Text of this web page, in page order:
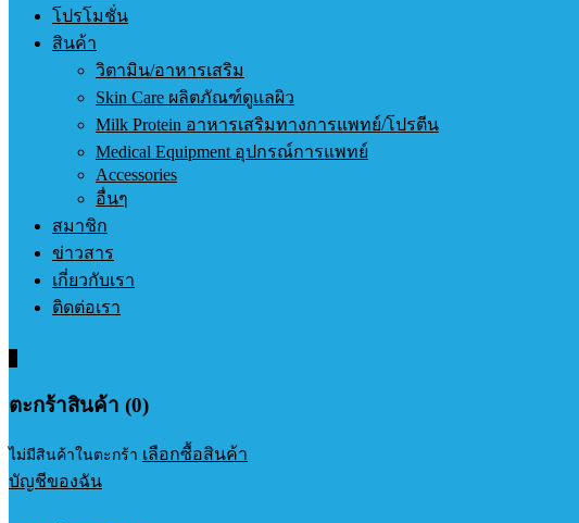
โปรโมชั่น
สินค้า
วิตามิน/อาหารเสริม
Skin Care ผลิตภัณฑ์ดูแลผิว
Milk Protein อาหารเสริมทางการแพทย์/โปรตีน
Medical Equipment อุปกรณ์การแพทย์
Accessories
อื่นๆ
สมาชิก
ข่าวสาร
เกี่ยวกับเรา
ติดต่อเรา
ตะกร้าสินค้า (0)
ไม่มีสินค้าในตะกร้า เลือกซื้อสินค้า
บัญชีของฉัน